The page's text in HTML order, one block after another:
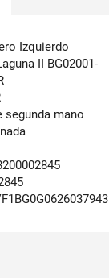
Izquierdo
II BG02001-
segunda mano